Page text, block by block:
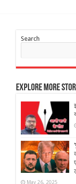
Search
Explore More
May 26, 2025